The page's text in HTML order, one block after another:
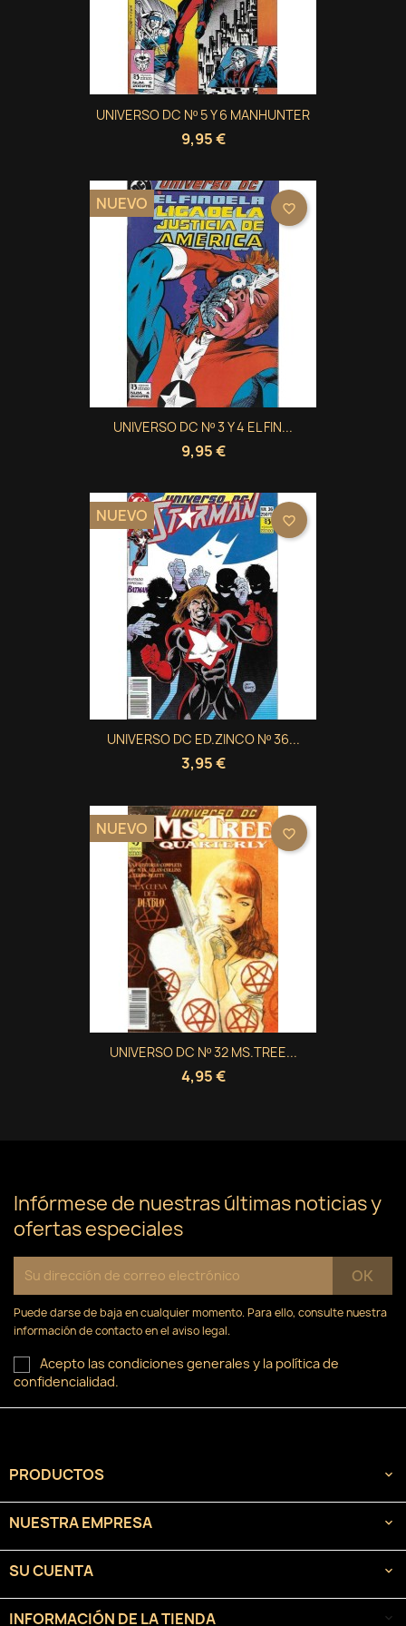
UNIVERSO DC Nº 5 Y 6 MANHUNTER
9,95 €
UNIVERSO DC Nº 3 Y 4 EL FIN...
9,95 €
NUEVO favorite_border
UNIVERSO DC ED.ZINCO Nº 36...
3,95 €
NUEVO favorite_border
UNIVERSO DC Nº 32 MS.TREE...
4,95 €
NUEVO favorite_border
Infórmese de nuestras últimas noticias y
ofertas especiales
Puede darse de baja en cualquier momento. Para ello, consulte nuestra
información de contacto en el aviso legal.
Acepto las condiciones generales y la política de
confidencialidad.
PRODUCTOS 
NUESTRA EMPRESA 
SU CUENTA 
INFORMACIÓN DE LA TIENDA keyboard_arrow_down